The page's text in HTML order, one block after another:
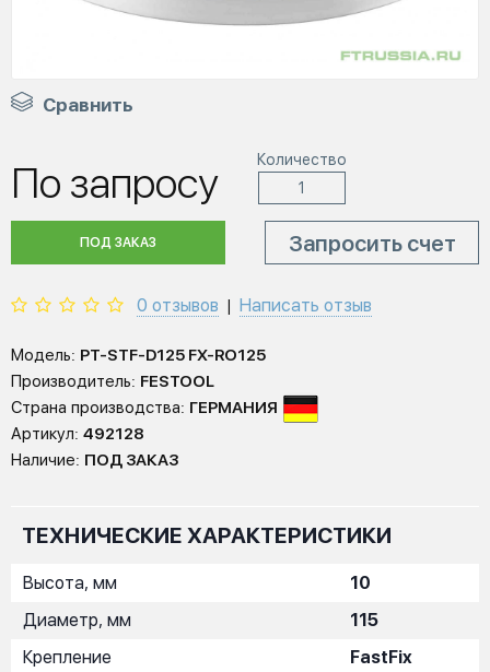
Сравнить
По запросу Количество
ПОД ЗАКАЗ Запросить счет
0 отзывов Написать отзыв
Модель: PT-STF-D125 FX-RO125
Производитель: FESTOOL
Страна производства: ГЕРМАНИЯ
Артикул: 492128
Наличие: ПОД ЗАКАЗ
ТЕХНИЧЕСКИЕ ХАРАКТЕРИСТИКИ
Высота, мм
10
Диаметр, мм
115
Крепление
FastFix